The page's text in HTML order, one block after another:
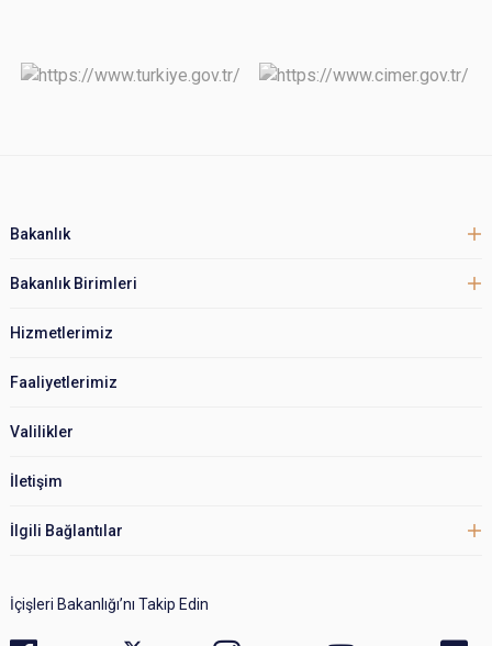
Bakanlık
Bakanlık Birimleri
Hizmetlerimiz
Faaliyetlerimiz
Valilikler
İletişim
İlgili Bağlantılar
İçişleri Bakanlığı’nı Takip Edin